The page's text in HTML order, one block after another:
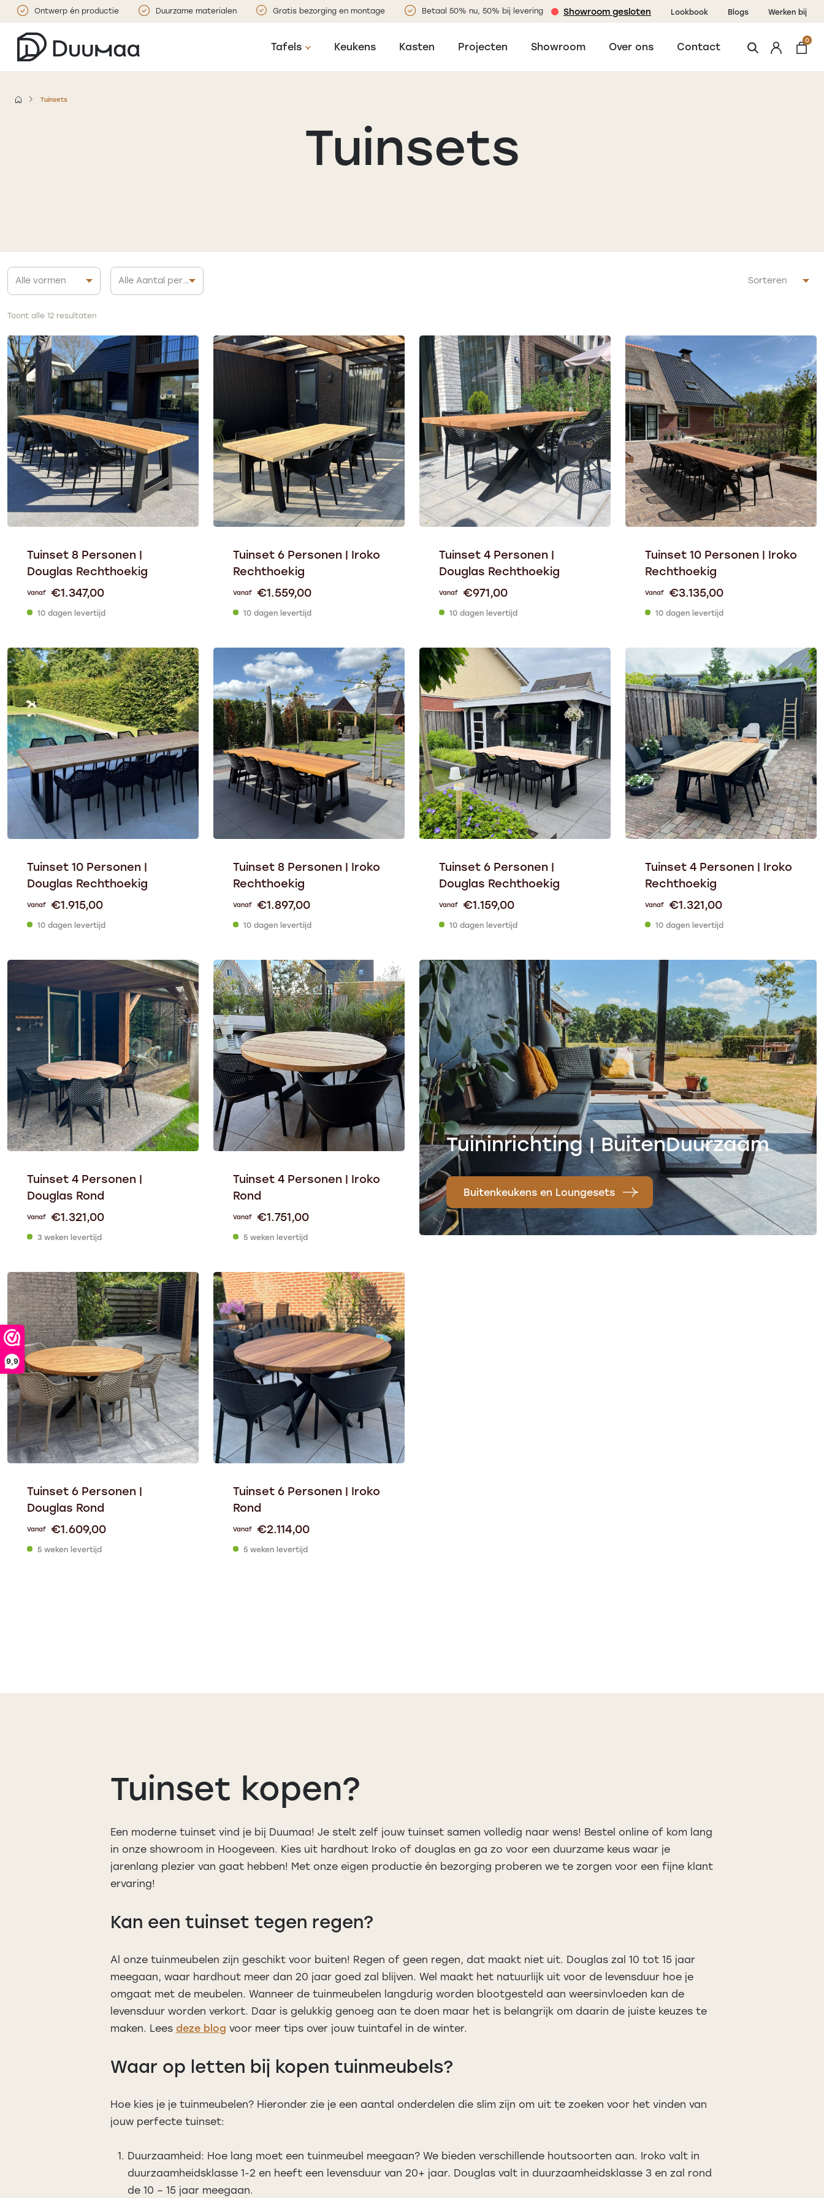
9,9
Ontwerp én productie Duurzame materialen Gratis bezorging en montage Betaal 50% nu, 50% bij levering Showroom gesloten Lookbook Blogs Werken bij
Tafels Keukens Kasten Projecten Showroom Over ons Contact
0
Tuinsets
Tuinsets
Toont alle 12 resultaten
Tuinset 8 Personen |
Douglas Rechthoekig
Vanaf €1.347,00
10 dagen levertijd
Tuinset 6 Personen | Iroko
Rechthoekig
Vanaf €1.559,00
10 dagen levertijd
Tuinset 4 Personen |
Douglas Rechthoekig
Vanaf €971,00
10 dagen levertijd
Tuinset 10 Personen | Iroko
Rechthoekig
Vanaf €3.135,00
10 dagen levertijd
Tuinset 10 Personen |
Douglas Rechthoekig
Vanaf €1.915,00
10 dagen levertijd
Tuinset 8 Personen | Iroko
Rechthoekig
Vanaf €1.897,00
10 dagen levertijd
Tuinset 6 Personen |
Douglas Rechthoekig
Vanaf €1.159,00
10 dagen levertijd
Tuinset 4 Personen | Iroko
Rechthoekig
Vanaf €1.321,00
10 dagen levertijd
Tuinset 4 Personen |
Douglas Rond
Vanaf €1.321,00
3 weken levertijd
Tuinset 4 Personen | Iroko
Rond
Vanaf €1.751,00
5 weken levertijd
Tuininrichting | BuitenDuurzaam
Buitenkeukens en Loungesets
Tuinset 6 Personen |
Douglas Rond
Vanaf €1.609,00
5 weken levertijd
Tuinset 6 Personen | Iroko
Rond
Vanaf €2.114,00
5 weken levertijd
Tuinset kopen?
Een moderne tuinset vind je bij Duumaa! Je stelt zelf jouw tuinset samen volledig naar wens! Bestel online of kom lang
in onze showroom in Hoogeveen. Kies uit hardhout Iroko of douglas en ga zo voor een duurzame keus waar je
jarenlang plezier van gaat hebben! Met onze eigen productie én bezorging proberen we te zorgen voor een fijne klant
ervaring!
Kan een tuinset tegen regen?
Al onze tuinmeubelen zijn geschikt voor buiten! Regen of geen regen, dat maakt niet uit. Douglas zal 10 tot 15 jaar
meegaan, waar hardhout meer dan 20 jaar goed zal blijven. Wel maakt het natuurlijk uit voor de levensduur hoe je
omgaat met de meubelen. Wanneer de tuinmeubelen langdurig worden blootgesteld aan weersinvloeden kan de
levensduur worden verkort. Daar is gelukkig genoeg aan te doen maar het is belangrijk om daarin de juiste keuzes te
maken. Lees deze blog voor meer tips over jouw tuintafel in de winter.
Waar op letten bij kopen tuinmeubels?
Hoe kies je je tuinmeubelen? Hieronder zie je een aantal onderdelen die slim zijn om uit te zoeken voor het vinden van
jouw perfecte tuinset:
Duurzaamheid: Hoe lang moet een tuinmeubel meegaan? We bieden verschillende houtsoorten aan. Iroko valt in
duurzaamheidsklasse 1-2 en heeft een levensduur van 20+ jaar. Douglas valt in duurzaamheidsklasse 3 en zal rond
de 10 – 15 jaar meegaan.